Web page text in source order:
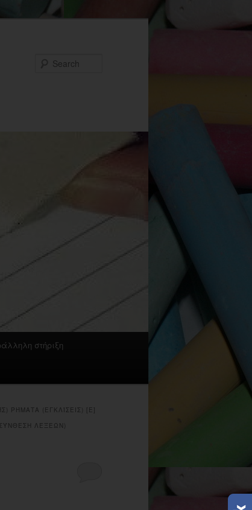
στήριξη
ΡΉΜΑΤΑ (ΕΓΚΛΊΣΕΙΣ) [Ε]
ΛΈΞΕΩΝ)